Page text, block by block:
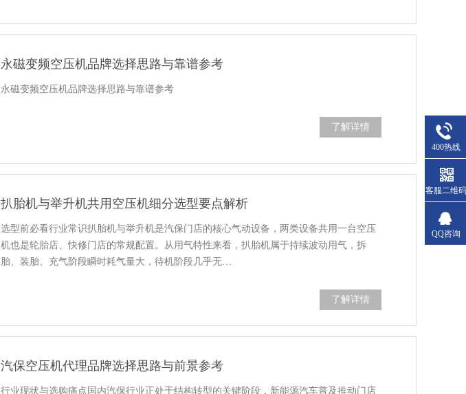
永磁变频空压机品牌选择思路与靠谱参考
永磁变频空压机品牌选择思路与靠谱参考
了解详情
扒胎机与举升机共用空压机细分选型要点解析
选型前必看行业常识扒胎机与举升机是汽保门店的核心气动设备，两类设备共用一台空压
机也是轮胎店、快修门店的常规配置。从用气特性来看，扒胎机属于持续波动用气，拆
胎、装胎、充气阶段瞬时耗气量大，待机阶段几乎无…
了解详情
汽保空压机代理品牌选择思路与前景参考
行业现状与选购痛点国内汽保行业正处于结构转型的关键阶段，新能源汽车普及推动门店
400热线
客服二维码
QQ咨询